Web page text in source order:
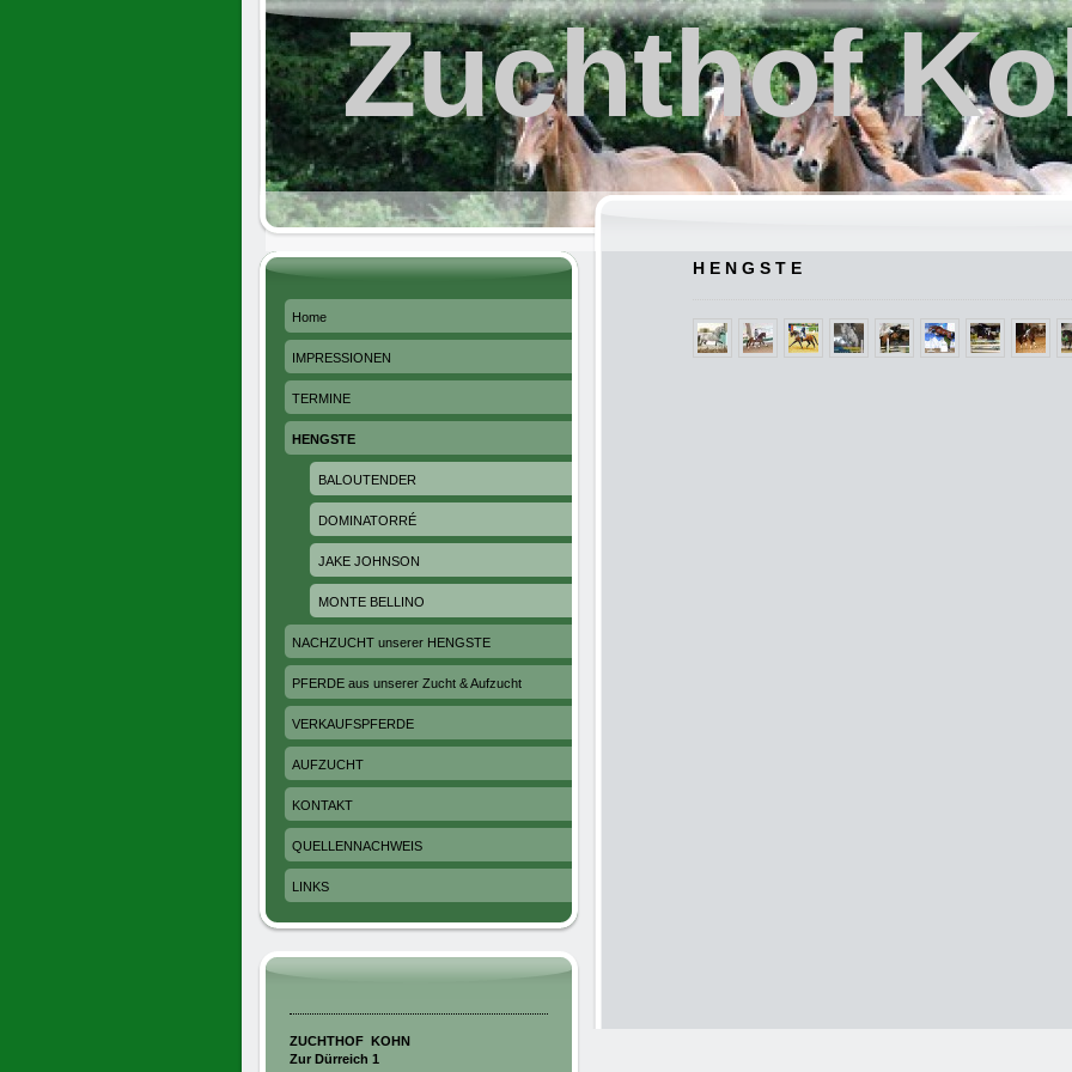
Zuchthof
H E N G S T E
Home
IMPRESSIONEN
TERMINE
HENGSTE
BALOUTENDER
DOMINATORRÉ
JAKE JOHNSON
MONTE BELLINO
NACHZUCHT unserer HENGSTE
PFERDE aus unserer Zucht & Aufzucht
VERKAUFSPFERDE
AUFZUCHT
KONTAKT
QUELLENNACHWEIS
LINKS
ZUCHTHOF KOHN
Zur Dürreich 1